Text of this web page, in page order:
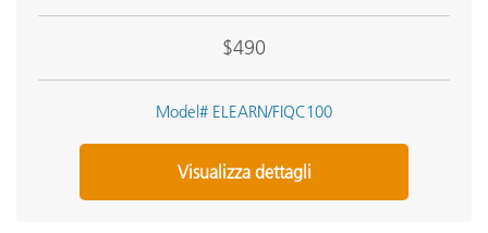
$490
Model# ELEARN/FIQC100
Visualizza dettagli